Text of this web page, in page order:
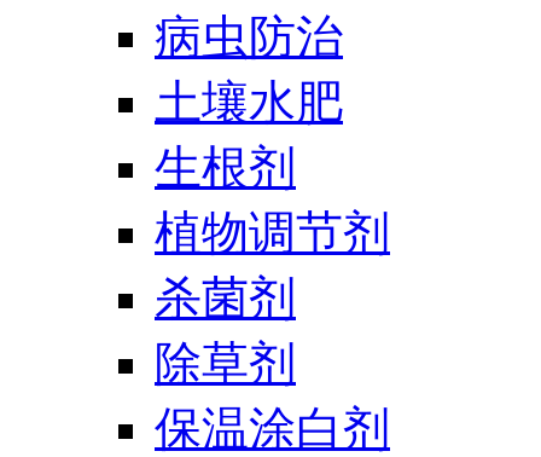
病虫防治
土壤水肥
生根剂
植物调节剂
杀菌剂
除草剂
保温涂白剂